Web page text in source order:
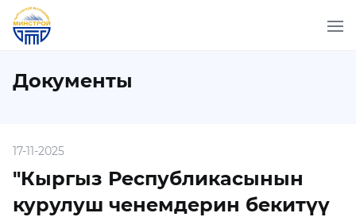
Документы
17-11-2025
"Кыргыз Республикасынын
курулуш ченемдерин бекитүү